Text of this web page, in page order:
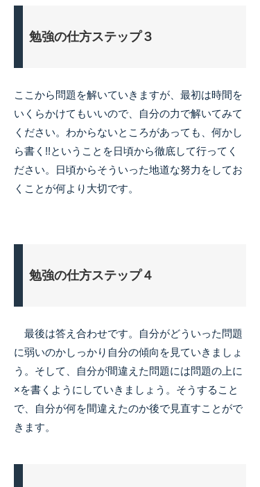
勉強の仕方ステップ３
ここから問題を解いていきますが、最初は時間を
いくらかけてもいいので、自分の力で解いてみて
ください。わからないところがあっても、何かし
ら書く!!ということを日頃から徹底して行ってく
ださい。日頃からそういった地道な努力をしてお
くことが何より大切です。
勉強の仕方ステップ４
最後は答え合わせです。自分がどういった問題
に弱いのかしっかり自分の傾向を見ていきましょ
う。そして、自分が間違えた問題には問題の上に
×を書くようにしていきましょう。そうすること
で、自分が何を間違えたのか後で見直すことがで
きます。